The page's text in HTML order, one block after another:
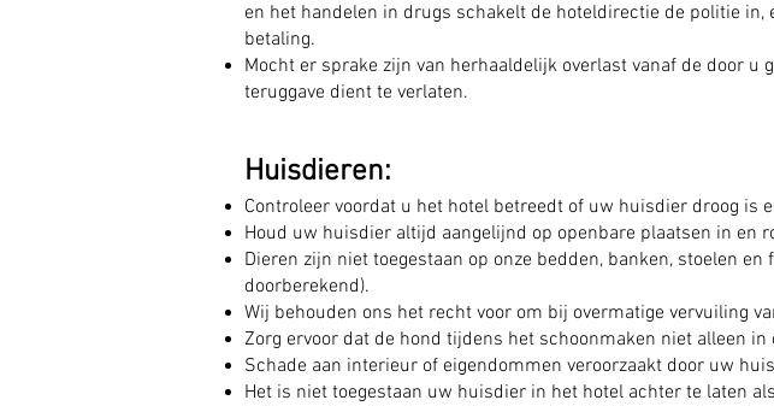
en het handelen in drugs schakelt de hoteldirectie de politie
betaling.
Mocht er sprake zijn van herhaaldelijk overlast vanaf de door
teruggave dient te verlaten.
Huisdieren:
Controleer voordat u het hotel betreedt of uw huisdier droog is
Houd uw huisdier altijd aangelijnd op openbare plaatsen in en
Dieren zijn niet toegestaan ​​op onze bedden, banken, stoelen
doorberekend).
Wij behouden ons het recht voor om bij overmatige vervuiling
Zorg ervoor dat de hond tijdens het schoonmaken niet alleen
Schade aan interieur of eigendommen veroorzaakt door uw
Het is niet toegestaan ​​uw huisdier in het hotel achter te laten